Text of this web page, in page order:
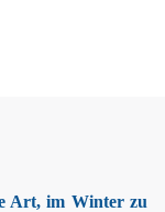
Art, im Winter zu